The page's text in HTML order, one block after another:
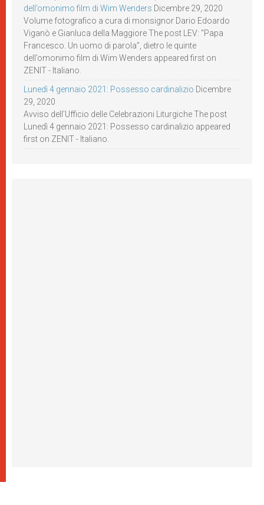
dell’omonimo film di Wim Wenders Dicembre 29, 2020
Volume fotografico a cura di monsignor Dario Edoardo
Viganò e Gianluca della Maggiore The post LEV: “Papa
Francesco. Un uomo di parola”, dietro le quinte
dell’omonimo film di Wim Wenders appeared first on
ZENIT - Italiano.
Lunedì 4 gennaio 2021: Possesso cardinalizio Dicembre
29, 2020
Avviso dell’Ufficio delle Celebrazioni Liturgiche The post
Lunedì 4 gennaio 2021: Possesso cardinalizio appeared
first on ZENIT - Italiano.